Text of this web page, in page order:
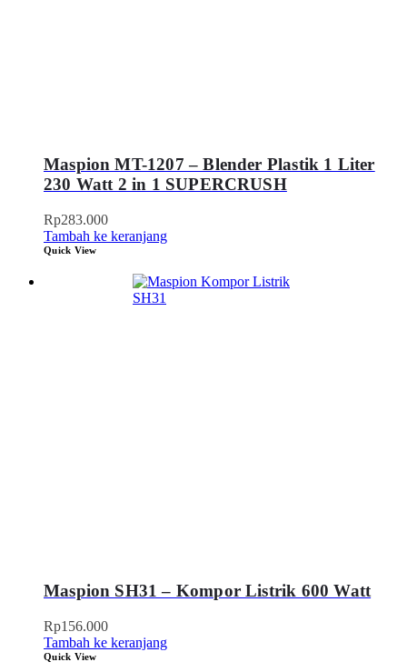
Maspion MT-1207 – Blender Plastik 1 Liter
230 Watt 2 in 1 SUPERCRUSH
Rp283.000
Tambah ke keranjang
Quick View
Maspion SH31 – Kompor Listrik 600 Watt
Rp156.000
Tambah ke keranjang
Quick View